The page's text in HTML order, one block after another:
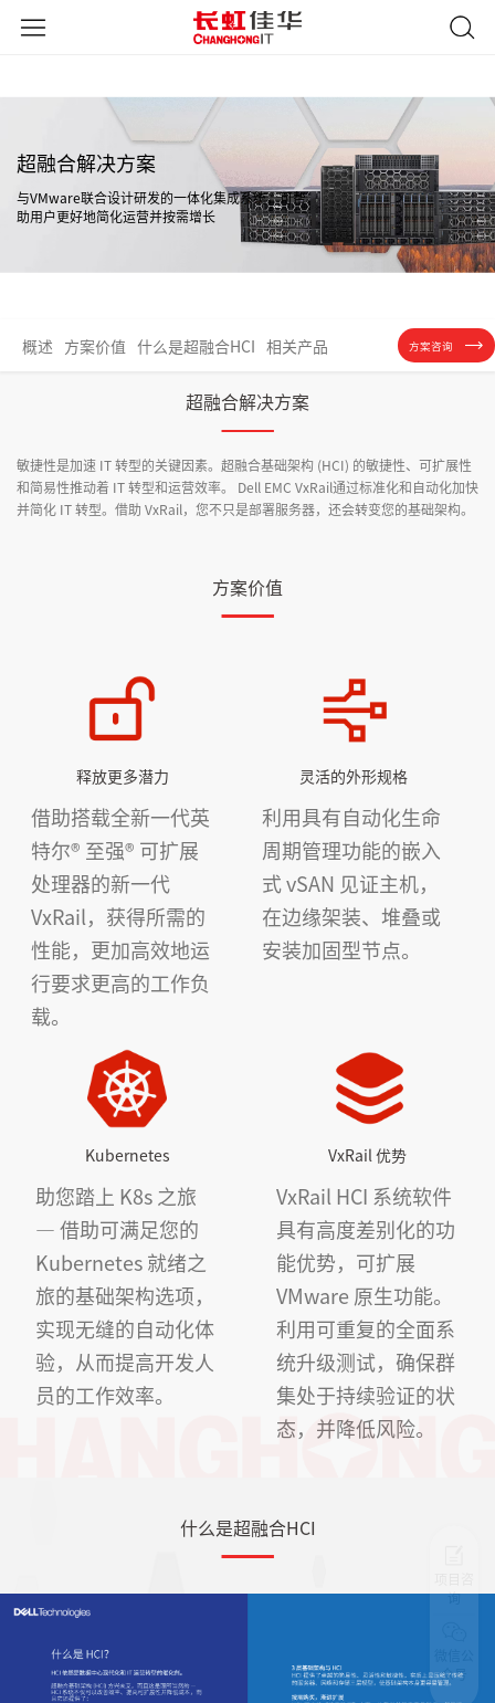
超融合解决方案
与VMware联合设计研发的一体化集成系统，可帮
助用户更好地简化运营并按需增长
概述 方案价值 什么是超融合HCI 相关产品 方案咨询
超融合解决方案
敏捷性是加速 IT 转型的关键因素。超融合基础架构 (HCI) 的敏捷性、可扩展性
和简易性推动着 IT 转型和运营效率。 Dell EMC VxRail通过标准化和自动化加快
并简化 IT 转型。借助 VxRail，您不只是部署服务器，还会转变您的基础架构。
方案价值
释放更多潜力
借助搭载全新一代英
特尔® 至强® 可扩展
处理器的新一代
VxRail，获得所需的
性能，更加高效地运
行要求更高的工作负
载。
灵活的外形规格
利用具有自动化生命
周期管理功能的嵌入
式 vSAN 见证主机，
在边缘架装、堆叠或
安装加固型节点。
Kubernetes
助您踏上 K8s 之旅
— 借助可满足您的
Kubernetes 就绪之
旅的基础架构选项，
实现无缝的自动化体
验，从而提高开发人
员的工作效率。
VxRail 优势
VxRail HCI 系统软件
具有高度差别化的功
能优势，可扩展
VMware 原生功能。
利用可重复的全面系
统升级测试，确保群
集处于持续验证的状
态，并降低风险。
什么是超融合HCI
询
众号